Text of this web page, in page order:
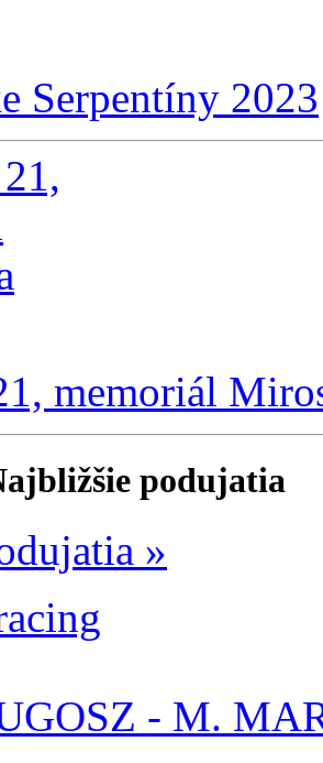
Serpentíny 2023
memoriál
podujatia
»
- M.